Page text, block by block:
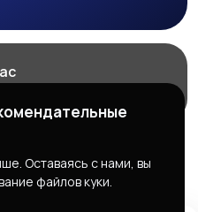
Экспресс Заказ
Оставаясь с нами, вы
файлов куки.